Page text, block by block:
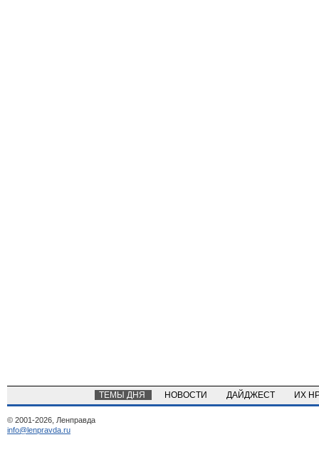
ТЕМЫ ДНЯ НОВОСТИ ДАЙДЖЕСТ ИХ
© 2001-2026, Ленправда
info@lenpravda.ru